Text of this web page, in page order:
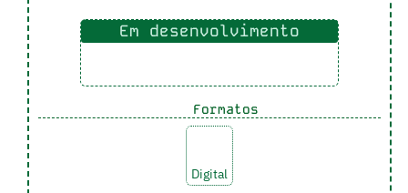
Em desenvolvimento
Formatos
Digital